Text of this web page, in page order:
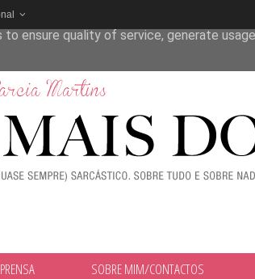
SOBRE MIM/CONTACTOS
traffic. Your IP address and user-agent
ensure quality of service, generate usage